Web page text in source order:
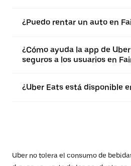
¿Puedo rentar un auto en
¿Cómo ayuda la app de
seguros a los usuarios en
¿Uber Eats está disponible
Uber no tolera el consumo de